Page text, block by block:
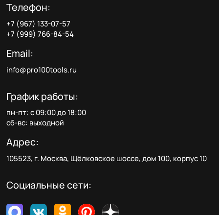
Телефон:
+7 (967) 133-07-57
+7 (999) 766-84-54
Email:
info@pro100tools.ru
График работы:
пн-пт: с 09:00 до 18:00
сб-вс: выходной
Адрес:
105523, г. Москва, Щёлковское шоссе, дом 100, корпус 10
Социальные сети: